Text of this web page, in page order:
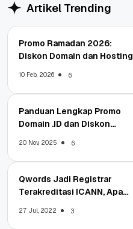
Artikel Trending
Promo Ramadan 2026:
Diskon Domain dan Hosting
10 Feb, 2026 6
Panduan Lengkap Promo
Domain .ID dan Diskon
20 Nov, 2025 6
Qwords Jadi Registrar
Terakreditasi ICANN, Apa
27 Jul, 2022 3